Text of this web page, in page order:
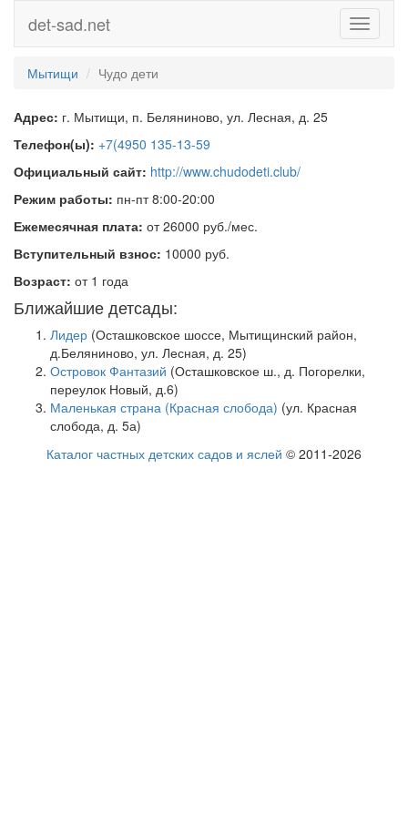
Toggle
det-sad.net
Мытищи Чудо дети
Адрес: г. Мытищи, п. Беляниново, ул. Лесная, д. 25
Телефон(ы): +7(4950 135-13-59
Официальный сайт: http://www.chudodeti.club/
Режим работы: пн-пт 8:00-20:00
Ежемесячная плата: от 26000 руб./мес.
Вступительный взнос: 10000 руб.
Возраст: от 1 года
Ближайшие детсады:
Лидер (Осташковское шоссе, Мытищинский район,
д.Беляниново, ул. Лесная, д. 25)
Островок Фантазий (Осташковское ш., д. Погорелки,
переулок Новый, д.6)
Маленькая страна (Красная слобода) (ул. Красная
слобода, д. 5а)
Каталог частных детских садов и яслей © 2011-2026